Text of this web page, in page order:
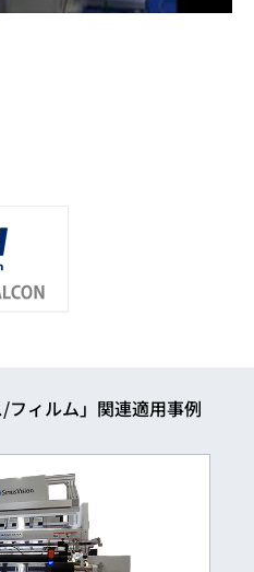
ィルム」関連適用事例